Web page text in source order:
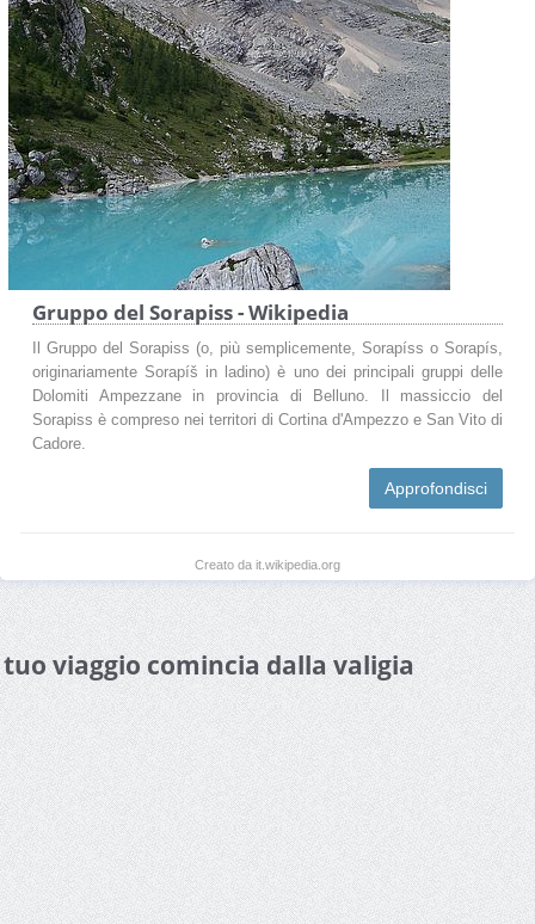
Gruppo del Sorapiss - Wikipedia
Il Gruppo del Sorapiss (o, più semplicemente, Sorapíss o Sorapís,
originariamente Sorapíš in ladino) è uno dei principali gruppi delle
Dolomiti Ampezzane in provincia di Belluno. Il massiccio del
Sorapiss è compreso nei territori di Cortina d'Ampezzo e San Vito di
Cadore.
Approfondisci
Creato da it.wikipedia.org
viaggio comincia dalla valigia